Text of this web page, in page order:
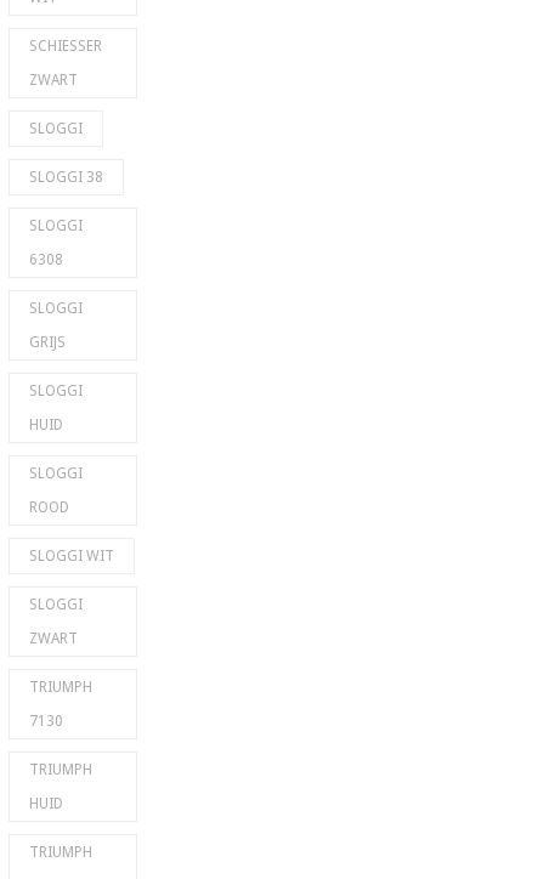
SCHIESSER
ZWART
SLOGGI
SLOGGI 38
SLOGGI
6308
SLOGGI
GRIJS
SLOGGI
HUID
SLOGGI
ROOD
SLOGGI WIT
SLOGGI
ZWART
TRIUMPH
7130
TRIUMPH
HUID
TRIUMPH